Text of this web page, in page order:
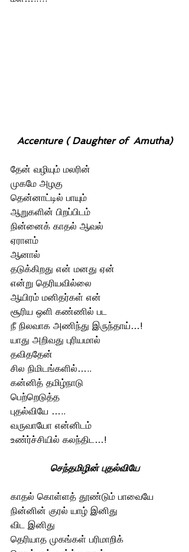
Accenture ( Daughter of  Amutha)
தேன் வழியும் மலரின்
முகமே அழகு
தென்னாட்டில் பாயும்
ஆறுகளின் பிறப்பிடம்
நின்னைக் காதல் ஆவல்
ஏராளம்
ஆனால்
தடுக்கிறது என் மனது ஏன்
என்று தெரியவில்லை
ஆயிரம் மனிதர்கள் என்
சூரிய ஒளி கண்ணில் பட
நீ நிலவாக அணிந்து இருந்தாய்…!
யாது அறிவது புரியமால்
தவிததேன்
சில நிமிடங்களில்…..
கன்னித் தமிழ்நாடு
பெற்றெடுத்த
புதல்வியே …..
வருவாயோ என்னிடம்
உண்ர்ச்சியில் கலந்திட…!
செந்தமிழின் புதல்வியே
காதல் கொள்ளத் தூண்டும் பாவையே
நின்னின் குரல் யாழ் இனிது
விட இனிது
தெரியாத முகங்கள் பரிமாறிக்